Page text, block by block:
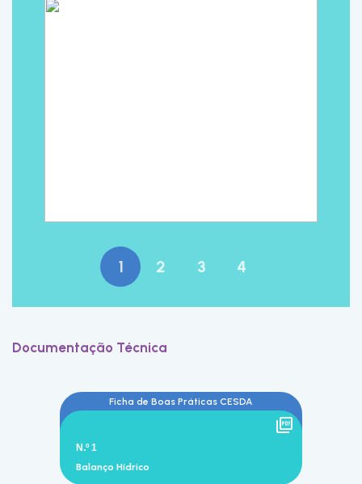
Documentação Técnica
Ficha de Boas Práticas CESDA
N.º 1
Balanço Hídrico